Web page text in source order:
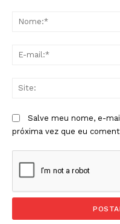
Salve meu nome, e-
próxima vez que eu